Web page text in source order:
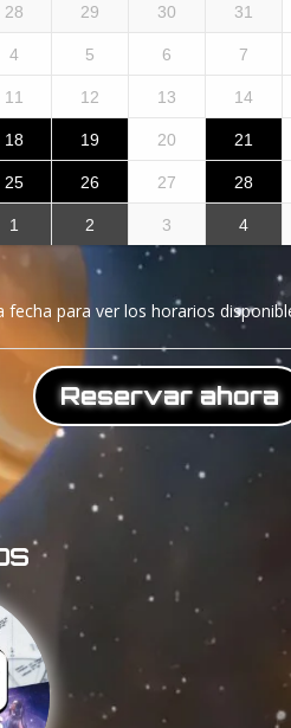
28 29 30 31
4 5 6 7
11 12 13 14
18 19 20 21
25 26 27 28
1 2 3 4
fecha para ver los horarios
Reservar ahora